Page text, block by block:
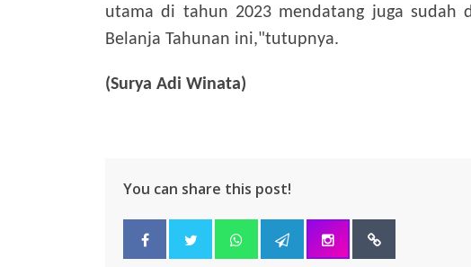
utama di tahun 2023 mendatang juga sudah
Belanja Tahunan ini,"tutupnya.
(Surya Adi Winata)
You can share this post!